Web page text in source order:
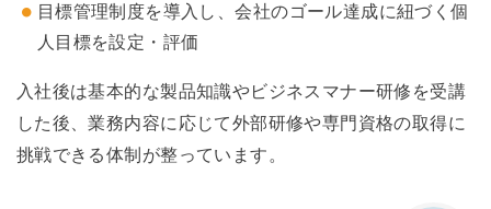
目標管理制度を導入し、会社のゴール達成に紐づく個
人目標を設定・評価
入社後は基本的な製品知識やビジネスマナー研修を受講
した後、業務内容に応じて外部研修や専門資格の取得に
挑戦できる体制が整っています。